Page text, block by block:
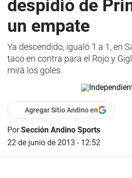
despidió de
un empate
Ya descendido, igualó 1 a 1, en
taco en contra para el Rojo y
mirá los goles.
Agregar Sitio Andino en
PorSección Andino Sports
22 de junio de 2013 - 12:52